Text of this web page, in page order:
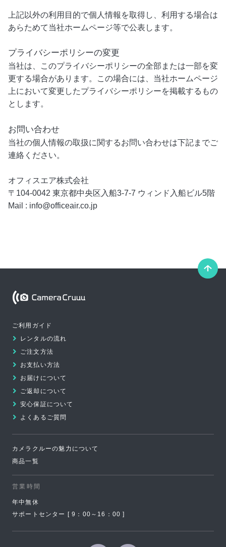
上記以外の利用目的で個人情報を取得し、利用する場合は
あらためて当社ホームページ等で公表します。
プライバシーポリシーの変更
当社は、このプライバシーポリシーの全部または一部を変
更する場合があります。この場合には、当社ホームページ
上において変更したプライバシーポリシーを掲載するもの
とします。
お問い合わせ
当社の個人情報の取扱に関するお問い合わせは下記までご
連絡ください。
オフィスエア株式会社
〒104-0042 東京都中央区入船3-7-7 ウィンド入船ビル5階
Mail : info@officeair.co.jp
こ
ご利用ガイド
レンタルの流れ
ご注文方法
お支払い方法
お届けについて
ご返却について
安心保証について
よくあるご質問
カメラクルーの魅力について
商品一覧
営業時間
年中無休
サポートセンター [ 9：00～16：00 ]